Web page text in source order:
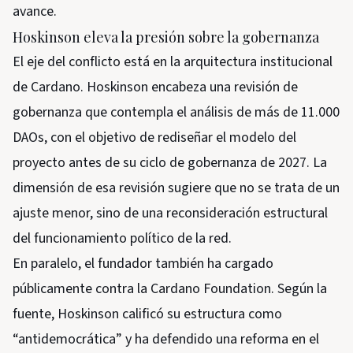
avance.
Hoskinson eleva la presión sobre la gobernanza
El eje del conflicto está en la arquitectura institucional
de Cardano. Hoskinson encabeza una revisión de
gobernanza que contempla el análisis de más de 11.000
DAOs, con el objetivo de rediseñar el modelo del
proyecto antes de su ciclo de gobernanza de 2027. La
dimensión de esa revisión sugiere que no se trata de un
ajuste menor, sino de una reconsideración estructural
del funcionamiento político de la red.
En paralelo, el fundador también ha cargado
públicamente contra la Cardano Foundation. Según la
fuente, Hoskinson calificó su estructura como
“antidemocrática” y ha defendido una reforma en el